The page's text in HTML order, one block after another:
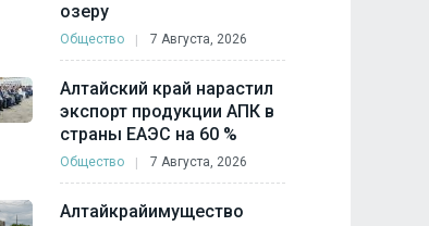
озеру
Общество 7 Августа, 2026
Алтайский край нарастил
экспорт продукции АПК в
страны ЕАЭС на 60 %
Общество 7 Августа, 2026
Алтайкрайимущество